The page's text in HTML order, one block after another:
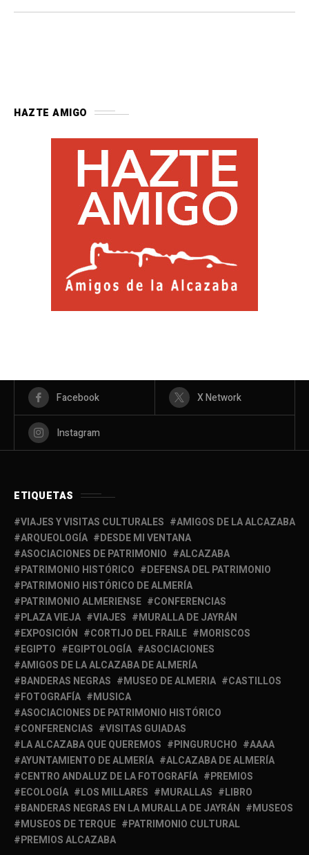
HAZTE AMIGO
Facebook X Network
Instagram
ETIQUETAS
VIAJES Y VISITAS CULTURALES
AMIGOS DE LA ALCAZABA
ARQUEOLOGÍA
DESDE MI VENTANA
ASOCIACIONES DE PATRIMONIO
ALCAZABA
PATRIMONIO HISTÓRICO
DEFENSA DEL PATRIMONIO
PATRIMONIO HISTÓRICO DE ALMERÍA
PATRIMONIO ALMERIENSE
CONFERENCIAS
PLAZA VIEJA
VIAJES
MURALLA DE JAYRÁN
EXPOSICIÓN
CORTIJO DEL FRAILE
MORISCOS
EGIPTO
EGIPTOLOGÍA
ASOCIACIONES
AMIGOS DE LA ALCAZABA DE ALMERÍA
BANDERAS NEGRAS
MUSEO DE ALMERIA
CASTILLOS
FOTOGRAFÍA
MUSICA
ASOCIACIONES DE PATRIMONIO HISTÓRICO
CONFERENCIAS
VISITAS GUIADAS
LA ALCAZABA QUE QUEREMOS
PINGURUCHO
AAAA
AYUNTAMIENTO DE ALMERÍA
ALCAZABA DE ALMERÍA
CENTRO ANDALUZ DE LA FOTOGRAFÍA
PREMIOS
ECOLOGÍA
LOS MILLARES MURALLAS
LIBRO
BANDERAS NEGRAS EN LA MURALLA DE JAYRÁN
MUSEOS
MUSEOS DE TERQUE
PATRIMONIO CULTURAL
PREMIOS ALCAZABA